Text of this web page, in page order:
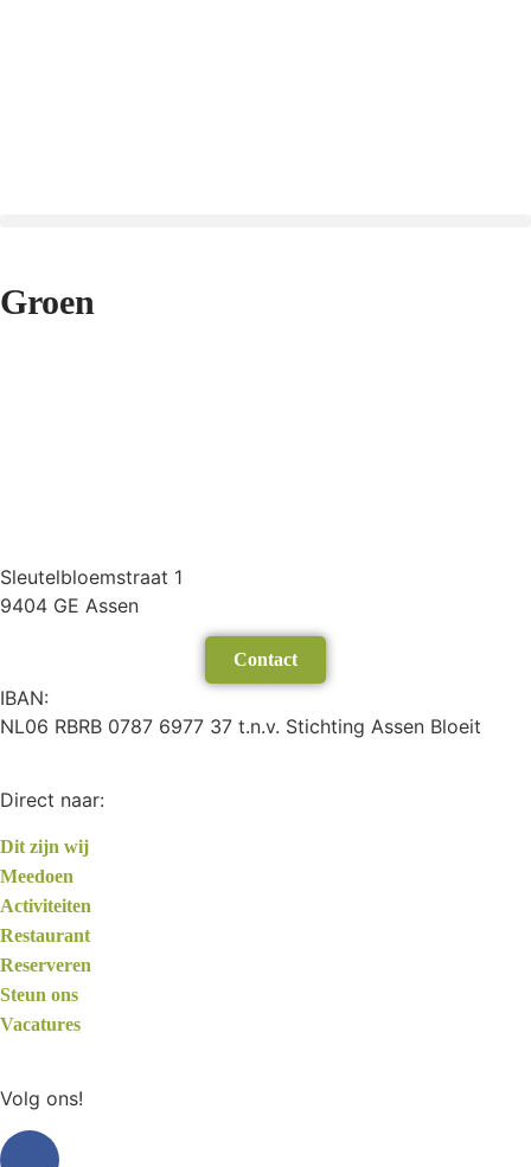
Groen
Sleutelbloemstraat 1
9404 GE Assen
Contact
IBAN:
NL06 RBRB 0787 6977 37 t.n.v. Stichting Assen Bloeit
Direct naar:
Dit zijn wij
Meedoen
Activiteiten
Restaurant
Reserveren
Steun ons
Vacatures
Volg ons!